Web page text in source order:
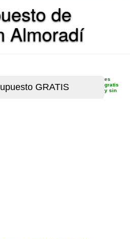
de
Almoradí
es
gratis
y sin